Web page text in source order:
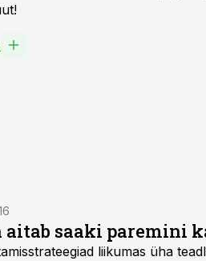
aitab saaki paremini
liikumas üha